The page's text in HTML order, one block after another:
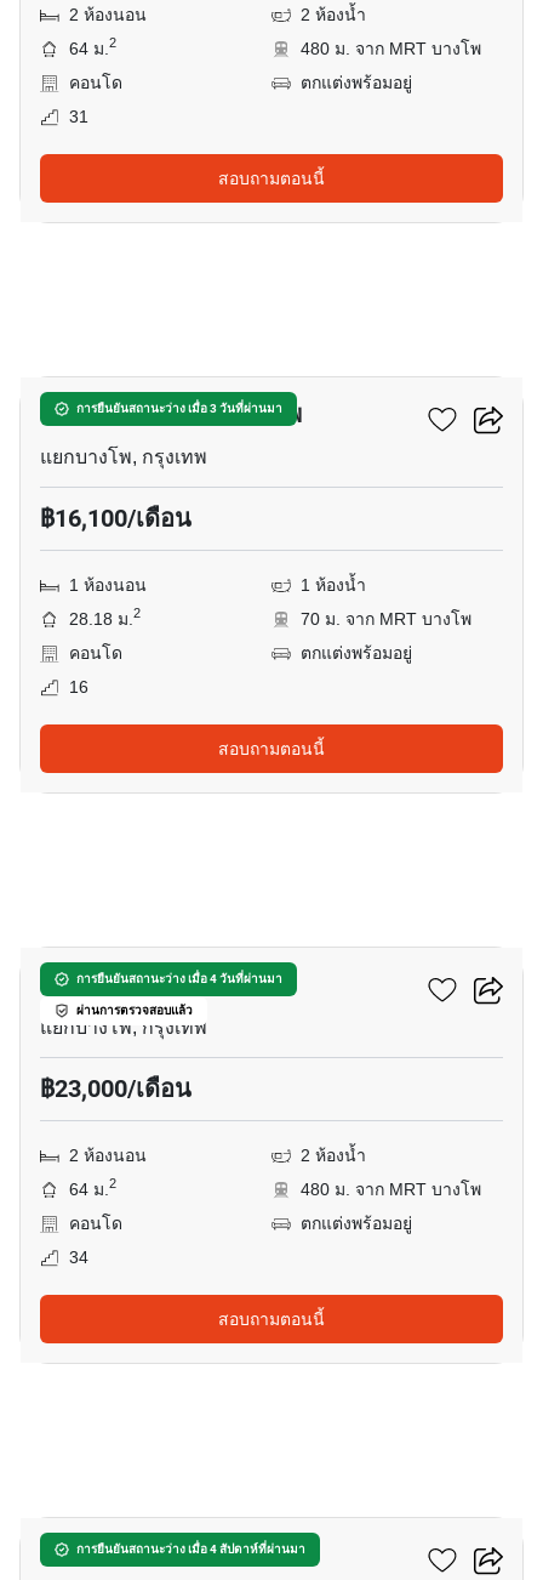
2 ห้องนอน
2 ห้องน้ำ
64 ม.2
480 ม. จาก MRT บางโพ
คอนโด
ตกแต่งพร้อมอยู่
31
สอบถามตอนนี้
การยืนยันสถานะว่าง เมื่อ 3 วันที่ผ่านมา
โมดิซ คอลเลคชั่น บางโพ
แยกบางโพ, กรุงเทพ
฿16,100/เดือน
1 ห้องนอน
1 ห้องน้ำ
28.18 ม.2
70 ม. จาก MRT บางโพ
คอนโด
ตกแต่งพร้อมอยู่
16
สอบถามตอนนี้
การยืนยันสถานะว่าง เมื่อ 4 วันที่ผ่านมา
ผ่านการตรวจสอบแล้ว
เดอะ ทรี อินเตอร์เชนจ์
แยกบางโพ, กรุงเทพ
฿23,000/เดือน
2 ห้องนอน
2 ห้องน้ำ
64 ม.2
480 ม. จาก MRT บางโพ
คอนโด
ตกแต่งพร้อมอยู่
34
สอบถามตอนนี้
การยืนยันสถานะว่าง เมื่อ 4 สัปดาห์ที่ผ่านมา
เดอะ ทรี อินเตอร์เชนจ์